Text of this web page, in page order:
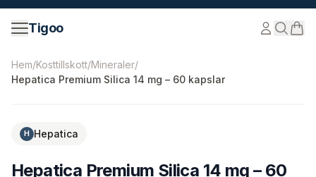
Hoppa till innehåll
Tigoo
©2026Nutri Nordic AB.
Hem/Kosttillskott/Mineraler/
Hepatica Premium Silica 14 mg – 60 kapslar
H Hepatica
Hepatica Premium Silica 14 mg – 60